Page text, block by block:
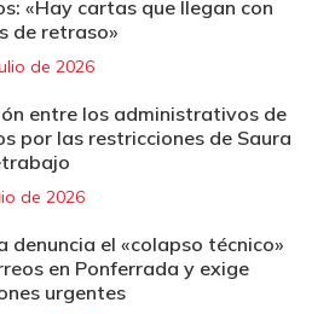
«Hay cartas que llegan con
de retraso»
de 2026
entre los administrativos de
por las restricciones de Saura
de 2026
denuncia el «colapso técnico»
en Ponferrada y exige
urgentes